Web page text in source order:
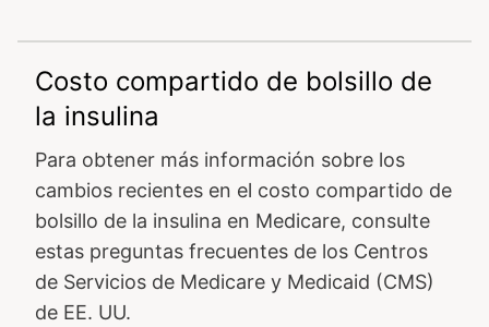
Costo compartido de bolsillo de
la insulina
Para obtener más información sobre los
cambios recientes en el costo compartido de
bolsillo de la insulina en Medicare, consulte
estas preguntas frecuentes de los Centros
de Servicios de Medicare y Medicaid (CMS)
de EE. UU.